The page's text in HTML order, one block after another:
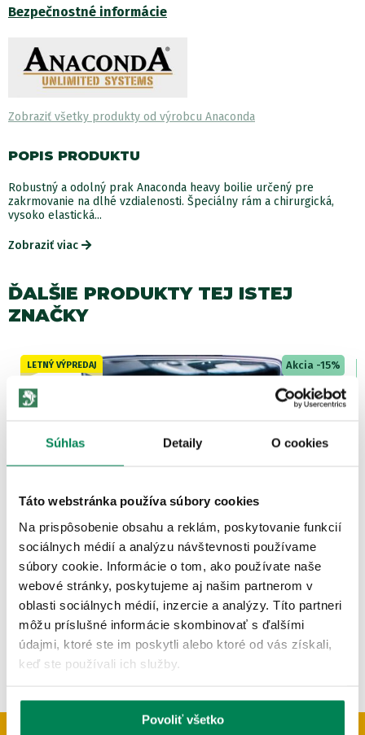
Súhlas Detaily O cookies
Táto webstránka používa súbory cookies
Na prispôsobenie obsahu a reklám, poskytovanie funkcií
sociálnych médií a analýzu návštevnosti používame
súbory cookie. Informácie o tom, ako používate naše
webové stránky, poskytujeme aj našim partnerom v
oblasti sociálnych médií, inzercie a analýzy. Títo partneri
môžu príslušné informácie skombinovať s ďalšími
údajmi, ktoré ste im poskytli alebo ktoré od vás získali,
keď ste používali ich služby.
Povoliť všetko
Bezpečnostné informácie
Zobraziť všetky produkty od výrobcu Anaconda
POPIS PRODUKTU
Robustný a odolný prak Anaconda heavy boilie určený pre
zakrmovanie na dlhé vzdialenosti. Špeciálny rám a chirurgická,
vysoko elastická...
Zobraziť viac
ĎALŠIE PRODUKTY TEJ ISTEJ
ZNAČKY
LETNÝ VÝPREDAJ Akcia -15%
3 varianty
Anaconda Osviežovač do auta
Skladom/ u vás už 07.08.
OD 5.65 €
pôvodneod 6.65 €